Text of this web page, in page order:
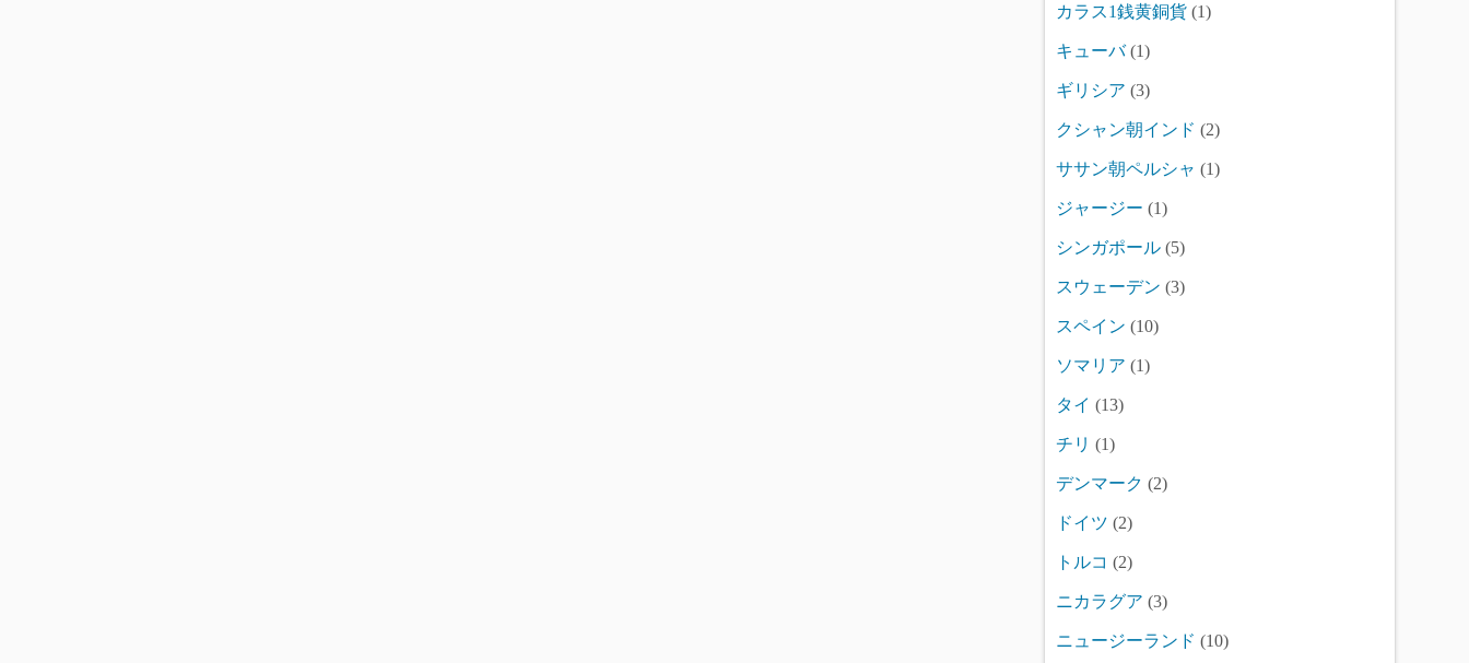
カラス1銭黄銅貨 (1)
キューバ(1)
ギリシア (3)
クシャン朝インド (2)
ササン朝ペルシャ (1)
ジャージー (1)
シンガポール (5)
スウェーデン (3)
スペイン (10)
ソマリア (1)
タイ (13)
チリ (1)
デンマーク (2)
ドイツ (2)
トルコ (2)
ニカラグア (3)
ニュージーランド (10)